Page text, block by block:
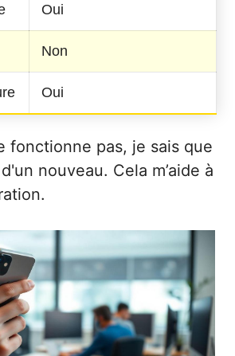
Oui
Non
Oui
fonctionne pas, je sais que
nouveau. Cela m’aide à